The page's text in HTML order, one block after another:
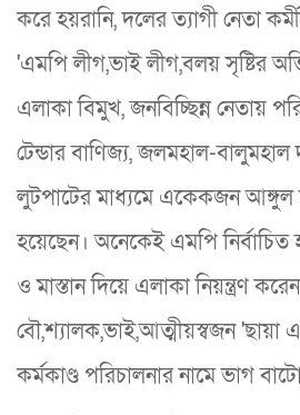
করে হয়রানি, দলের ত্যাগী নেতা
'এমপি লীগ,ভাই লীগ,বলয় সৃষ্টির
এলাকা বিমুখ, জনবিচ্ছিন্ন নেতায়
টেন্ডার বাণিজ্য, জলমহাল-বালুমহাল
লুটপাটের মাধ্যমে একেকজন
হয়েছেন। অনেকেই এমপি নির্বাচিত
ও মাস্তান দিয়ে এলাকা নিয়ন্ত্রণ
বৌ,শ্যালক,ভাই,আত্মীয়স্বজন 'ছায়া
কর্মকাণ্ড পরিচালনার নামে ভাগ